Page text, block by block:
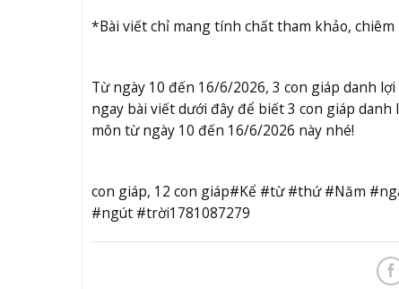
*Bài viết chỉ mang tính chất tham khảo,
Từ ngày 10 đến 16/6/2026, 3 con giáp danh
ngay bài viết dưới đây để biết 3 con giáp
môn từ ngày 10 đến 16/6/2026 này nhé!
con giáp, 12 con giáp#Kể #từ #thứ #Năm
#ngút #trời1781087279